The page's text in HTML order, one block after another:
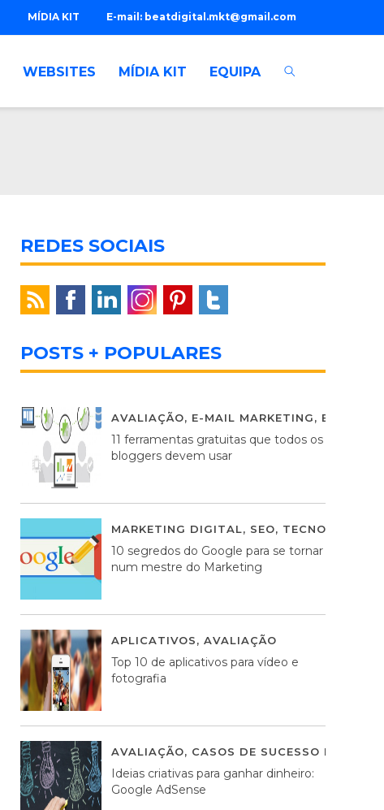
E-mail: beatdigital.mkt@gmail.com
MÍDIA KIT
WEBSITES MÍDIA KIT EQUIPA
REDES SOCIAIS
POSTS + POPULARES
AVALIAÇÃO, E-MAIL MARKETING,
11 ferramentas gratuitas que todos os
bloggers devem usar
MARKETING DIGITAL, SEO, TECNOLOGIA
10 segredos do Google para se tornar
num mestre do Marketing
APLICATIVOS, AVALIAÇÃO
Top 10 de aplicativos para vídeo e
fotografia
AVALIAÇÃO, CASOS DE SUCESSO DE
Ideias criativas para ganhar dinheiro:
Google AdSense